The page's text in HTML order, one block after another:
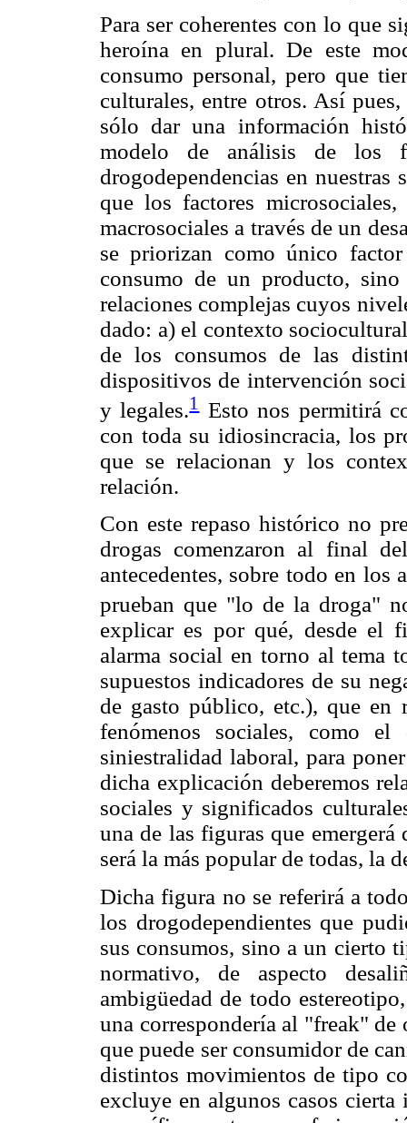
Para ser coherentes con lo que
heroína en plural. De este
consumo personal, pero que
culturales, entre otros. Así
sólo dar una información
modelo de análisis de los
drogodependencias en nuestras
que los factores
macrosociales a través de un
se priorizan como único
consumo de un producto,
relaciones complejas cuyos
dado: a) el contexto
de los consumos de las
dispositivos de intervención
y legales.1 Esto nos permitirá
con toda su idiosincracia, los
que se relacionan y los
relación.
Con este repaso histórico no
drogas comenzaron al final
antecedentes, sobre todo en
prueban que "lo de la droga"
explicar es por qué, desde el
alarma social en torno al tema
supuestos indicadores de su
de gasto público, etc.), que en
fenómenos sociales, como
siniestralidad laboral, para
dicha explicación deberemos
sociales y significados
una de las figuras que
será la más popular de todas, la
Dicha figura no se referirá a
los drogodependientes que
sus consumos, sino a un cierto
normativo, de aspecto
ambigüedad de todo
una correspondería al "freak" de
que puede ser consumidor de
distintos movimientos de tipo
excluye en algunos casos